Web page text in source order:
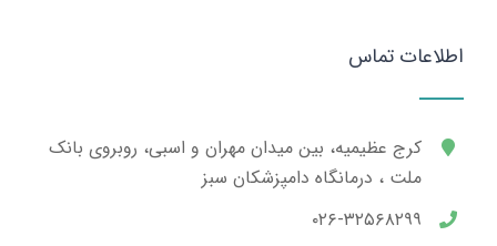
اطلاعات تماس
کرج عظیمیه، بین میدان مهران و اسبی، روبروی بانک
ملت ، درمانگاه دامپزشکان سبز
۰۲۶-۳۲۵۶۸۲۹۹